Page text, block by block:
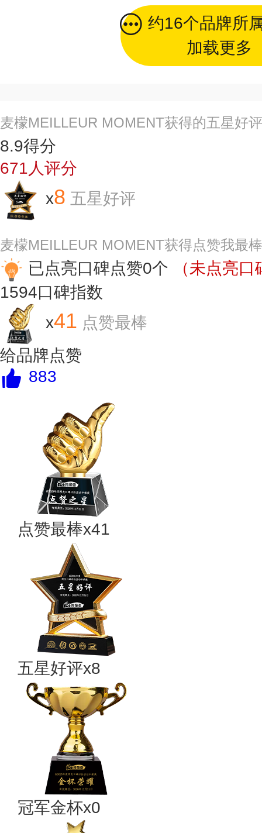
约16个品牌所
加载更多
麦檬MEILLEUR MOMENT获得的五星好
8.9得分
671人评分
x8 五星好评
麦檬MEILLEUR MOMENT获得点赞我最
已点亮口碑点赞0个
（未点亮
1594口碑指数
x41 点赞最棒
给品牌点赞
883
点赞最棒x41
五星好评x8
冠军金杯x0